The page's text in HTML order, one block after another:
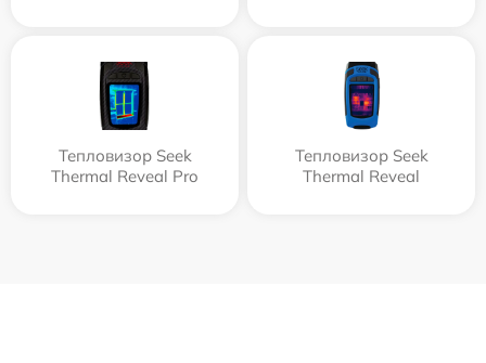
Тепловизор Seek
Thermal Reveal Pro
Тепловизор Seek
Thermal Reveal